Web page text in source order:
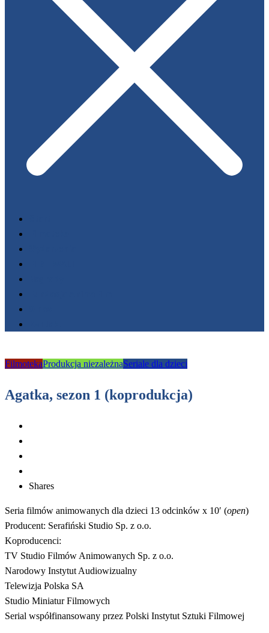
FilmotekaProdukcja niezależnaSeriale dla dzieci
Agatka, sezon 1 (koprodukcja)
Shares
Seria filmów animowanych dla dzieci 13 odcinków x 10′ (open)
Producent: Serafiński Studio Sp. z o.o.
Koproducenci:
TV Studio Filmów Animowanych Sp. z o.o.
Narodowy Instytut Audiowizualny
Telewizja Polska SA
Studio Miniatur Filmowych
Serial współfinansowany przez Polski Instytut Sztuki Filmowej